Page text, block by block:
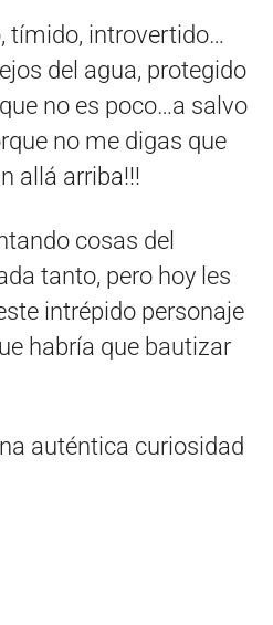
tímido, introvertido…
del agua, protegido
no es poco…a salvo
no me digas que
allá arriba!!!
cosas del
tanto, pero hoy les
intrépido personaje
habría que bautizar
auténtica curiosidad